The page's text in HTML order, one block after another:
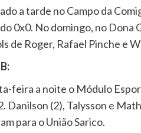
a tarde no Campo da
0x0. No domingo, no Dona
de Roger, Rafael Pinche e
feira a noite o Módulo
Danilson (2), Talysson e
para o União Sarico.